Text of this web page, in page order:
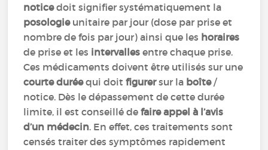
noticedoit signifier systématiquement la
posologie unitaire par jour (dose par prise et
nombre de fois par jour) ainsi que les horaires
de prise et les intervallesentre chaque prise.
Ces médicaments doivent être utilisés sur une
courte duréequi doitfigurersur la boîte/
notice. Dès le dépassement de cette durée
limite, il est conseillé defaire appel à l’avis
d’un médecin. En effet, ces traitements sont
censés traiter des symptômes rapidement